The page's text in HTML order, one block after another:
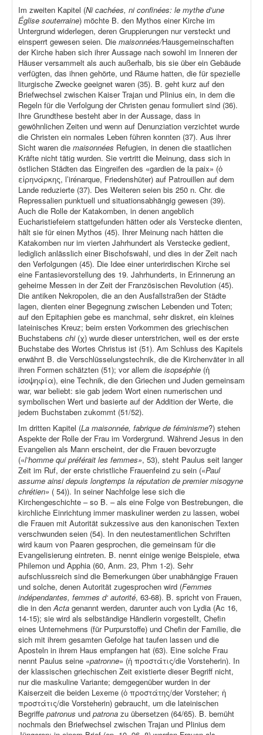
Im zweiten Kapitel (Ni cachées, ni confinées: le mythe d’une
Église souterraine) möchte B. den Mythos einer Kirche im
Untergrund widerlegen, deren Gruppierungen nur versteckt und
einsperrt gewesen seien. Die maisonnées/Hausgemeinschaften
der Kirche haben sich ihrer Aussage nach sowohl im Inneren der
Häuser versammelt als auch außerhalb, bis sie über ein Gebäude
verfügten, das ihnen gehörte, und Räume hatten, die für spezielle
liturgische Zwecke geeignet waren (35). B. geht kurz auf den
Briefwechsel zwischen Kaiser Trajan und Plinius ein, in dem die
Regeln für die Verfolgung der Christen genau formuliert sind (36).
Ihre Grundthese besteht aber in der Aussage, dass in
gewöhnlichen Zeiten und wenn auf Denunziation verzichtet wurde
die Christen ein normales Leben führen konnten (37). Aus ihrer
Sicht waren die maisonnées Refugien, in denen die staatlichen
Kräfte nicht tätig wurden. Sie vertritt die Meinung, dass sich in
östlichen Städten das Eingreifen des «gardien de la paix» (ὁ
εἰρηνάρκης, l’irénarque, Friedenshüter) auf Patrouillen auf dem
Lande reduzierte (37). Des Weiteren seien bis 250 n. Chr. die
Repressalien punktuell und situationsabhängig gewesen (39).
Auch die Rolle der Katakomben, in denen angeblich
Eucharistiefeiern stattgefunden hätten oder als Verstecke dienten,
hält sie für einen Mythos (45). Ihrer Meinung nach hätten die
Katakomben nur im vierten Jahrhundert als Verstecke gedient,
lediglich anlässlich einer Bischofswahl, und dies in der Zeit nach
den Verfolgungen (45). Die Idee einer unterirdischen Kirche sei
eine Fantasievorstellung des 19. Jahrhunderts, in Erinnerung an
geheime Messen in der Zeit der Französischen Revolution (45).
Die antiken Nekropolen, die an den Ausfallstraßen der Städte
lagen, dienten einer Begegnung zwischen Lebenden und Toten;
auf den Epitaphien gebe es manchmal, sehr diskret, ein kleines
lateinisches Kreuz; beim ersten Vorkommen des griechischen
Buchstabens chi (χ) wurde dieser unterstrichen, weil es der erste
Buchstabe des Wortes Christus ist (51). Am Schluss des Kapitels
erwähnt B. die Verschlüsselungstechnik, die die Kirchenväter in all
ihren Formen schätzten (51); vor allem die isopséphie (ἡ
ἰσοψηφία), eine Technik, die den Griechen und Juden gemeinsam
war, war beliebt: sie gab jedem Wort einen numerischen und
symbolischen Wert und basierte auf der Addition der Werte, die
jedem Buchstaben zukommt (51/52).
Im dritten Kapitel (La maisonnée, fabrique de féminisme?) stehen
Aspekte der Rolle der Frau im Vordergrund. Während Jesus in den
Evangelien als Mann erscheint, der die Frauen bevorzugte
(«l’homme qui préférait les femmes», 53), steht Paulus seit langer
Zeit im Ruf, der erste christliche Frauenfeind zu sein («Paul
assume ainsi depuis longtemps la réputation de premier misogyne
chrétien» ( 54)). In seiner Nachfolge lese sich die
Kirchengeschichte – so B. – als eine Folge von Bestrebungen, die
kirchliche Einrichtung immer maskuliner werden zu lassen, wobei
die Frauen mit Autorität sukzessive aus den kanonischen Texten
verschwunden seien (54). In den neutestamentlichen Schriften
wird kaum von Paaren gesprochen, die gemeinsam für die
Evangelisierung eintreten. B. nennt einige wenige Beispiele, etwa
Philemon und Apphia (60, Anm. 23, Phm 1-2). Sehr
aufschlussreich sind die Bemerkungen über unabhängige Frauen
und solche, denen Autorität zugesprochen wird (Femmes
indépendantes, femmes d‘ autorité, 63-68). B. spricht von Frauen,
die in denActa genannt werden, darunter auch von Lydia (Ac 16,
14-15); sie wird als selbständige Händlerin vorgestellt, Chefin
eines Unternehmens (für Purpurstoffe) und Chefin der Familie, die
sich mit ihrem gesamten Gefolge hat taufen lassen und die
Aposteln in ihrem Haus empfangen hat (63). Eine solche Frau
nennt Paulus seine «patronne» (ἡ προστάτις/die Vorsteherin). In
der klassischen griechischen Zeit existierte dieser Begriff nicht,
nur die maskuline Variante; demgegenüber wurden in der
Kaiserzeit die beiden Lexeme (ὁ προστάτης/der Vorsteher; ἡ
προστάτις/die Vorsteherin) gebraucht, um die lateinischen
Begriffe patronus und patrona zu übersetzen (64/65). B. bemüht
nochmals den Briefwechsel zwischen Trajan und Plinius dem